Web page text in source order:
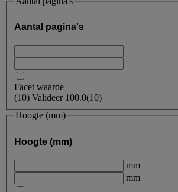
Aantal pagina's
Facet waarde
(10) Valideer 100.0(10)
Hoogte (mm)
Hoogte (mm)
mm
mm